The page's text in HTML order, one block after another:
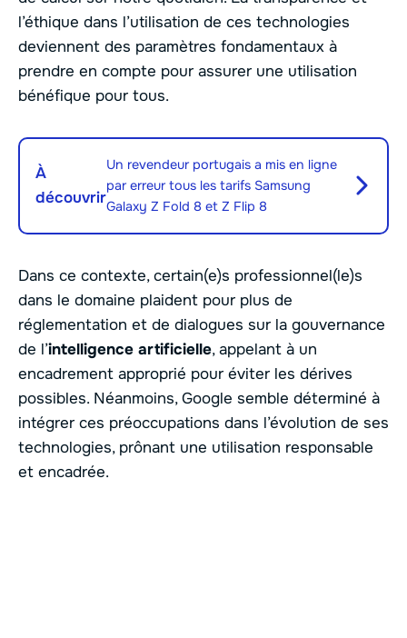
l’éthique dans l’utilisation de ces technologies
deviennent des paramètres fondamentaux à
prendre en compte pour assurer une utilisation
bénéfique pour tous.
À
découvrir
Un revendeur portugais a mis en ligne
par erreur tous les tarifs Samsung
Galaxy Z Fold 8 et Z Flip 8
Dans ce contexte, certain(e)s professionnel(le)s
dans le domaine plaident pour plus de
réglementation et de dialogues sur la gouvernance
de l’intelligence artificielle, appelant à un
encadrement approprié pour éviter les dérives
possibles. Néanmoins, Google semble déterminé à
intégrer ces préoccupations dans l’évolution de ses
technologies, prônant une utilisation responsable
et encadrée.